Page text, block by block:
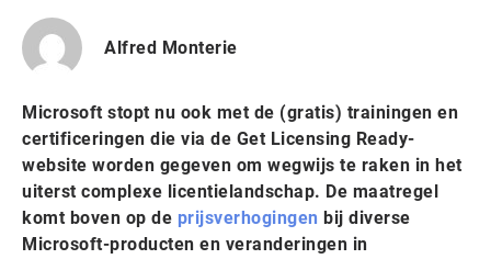
Alfred Monterie
Microsoft stopt nu ook met de (gratis) trainingen en
certificeringen die via de Get Licensing Ready-
website worden gegeven om wegwijs te raken in het
uiterst complexe licentielandschap. De maatregel
komt boven op de prijsverhogingen bij diverse
Microsoft-producten en veranderingen in